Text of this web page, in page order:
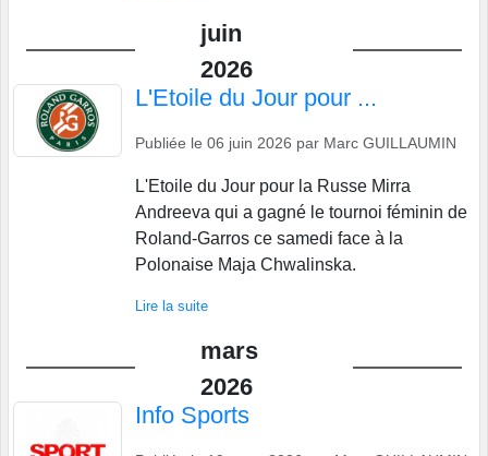
juin
2026
L'Etoile du Jour pour ...
Publiée le 06 juin 2026 par Marc GUILLAUMIN
L'Etoile du Jour pour la Russe Mirra
Andreeva qui a gagné le tournoi féminin de
Roland-Garros ce samedi face à la
Polonaise Maja Chwalinska.
Lire la suite
mars
2026
Info Sports